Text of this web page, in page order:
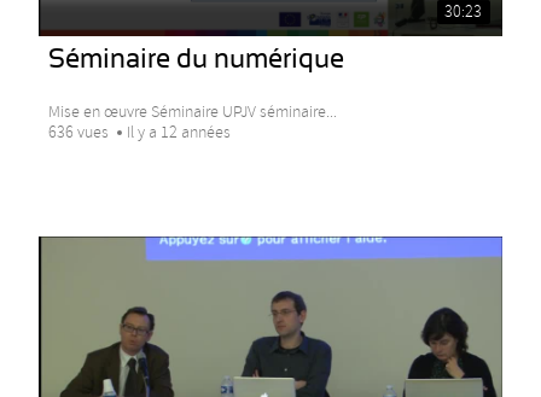
30:23
Séminaire du numérique
Mise en œuvre Séminaire UPJV séminaire...
636 vues
Il y a 12 années